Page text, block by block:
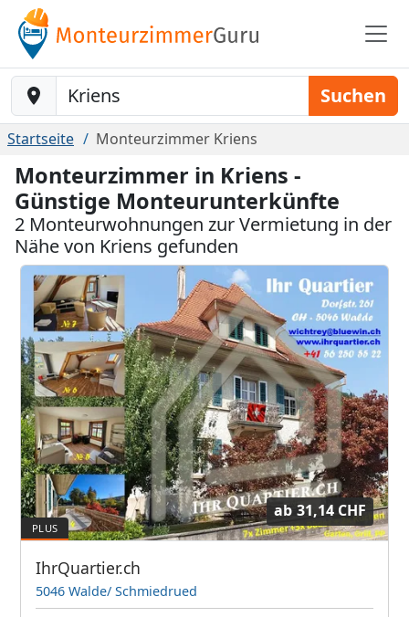
Baustelle-Location Suchen
Startseite Monteurzimmer Kriens
Monteurzimmer in Kriens -
Günstige Monteurunterkünfte
2 Monteurwohnungen zur Vermietung in der
Nähe von Kriens gefunden
ab 31,14 CHF
IhrQuartier.ch
5046 Walde/ Schmiedrued